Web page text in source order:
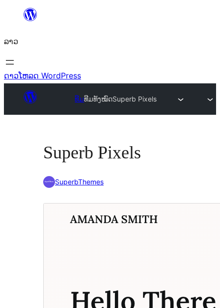
ທີ່
ເນື້ອຫາ
ລາວ
ດາວໂຫລດ WordPress
ທີມທີມທັງໝົດSuperb Pixels
Superb Pixels
SuperbThemes